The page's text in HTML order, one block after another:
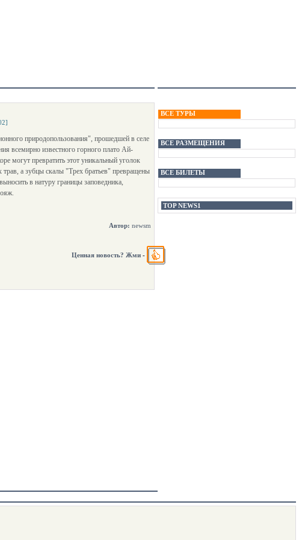
природопользования", прошедшей в селе
всемирно известного горного плато Ай-
могут превратить этот уникальный уголок
а зубцы скалы "Трех братьев" превращены
в натуру границы заповедника,
Автор: newsm
Ценная новость? Жми -
ВСЕ ТУРЫ
ВСЕ РАЗМЕЩЕНИЯ
ВСЕ БИЛЕТЫ
TOP NEWS1